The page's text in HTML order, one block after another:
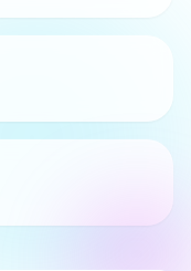
transportiert